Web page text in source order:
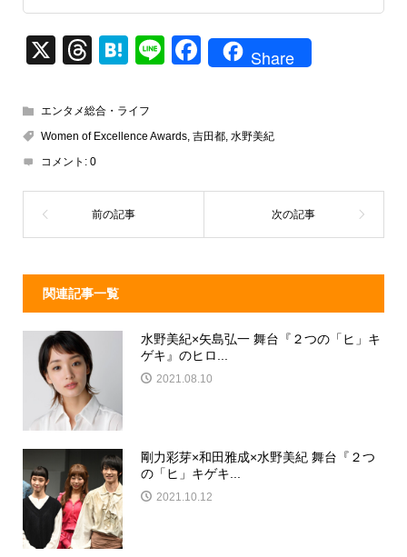
X
T
e
a
d
s
H
e
n
Li
F
e
o
Share
エンタメ総合・ライフ
Women of Excellence Awards, 吉田都, 水野美紀
コメント: 0
関連記事一覧
水野美紀×矢島弘一 舞台『２つの「ヒ」キ
ゲキ』のヒロ...
2021.08.10
剛力彩芽×和田雅成×水野美紀 舞台『２つ
の「ヒ」キゲキ...
2021.10.12